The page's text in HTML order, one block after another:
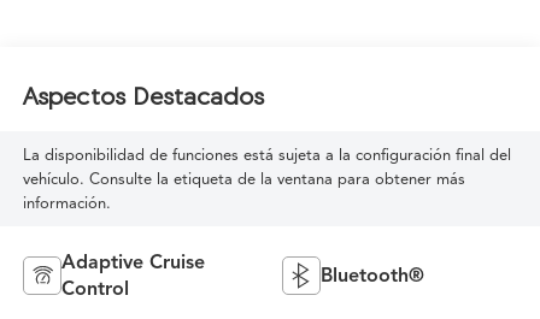
Aspectos Destacados
La disponibilidad de funciones está sujeta a la configuración final del
vehículo. Consulte la etiqueta de la ventana para obtener más
información.
Adaptive Cruise
Control
Bluetooth®